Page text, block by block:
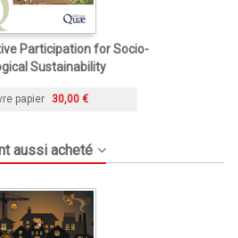
Participation for Socio-
Sustainability
papier 30,00 €
aussi acheté